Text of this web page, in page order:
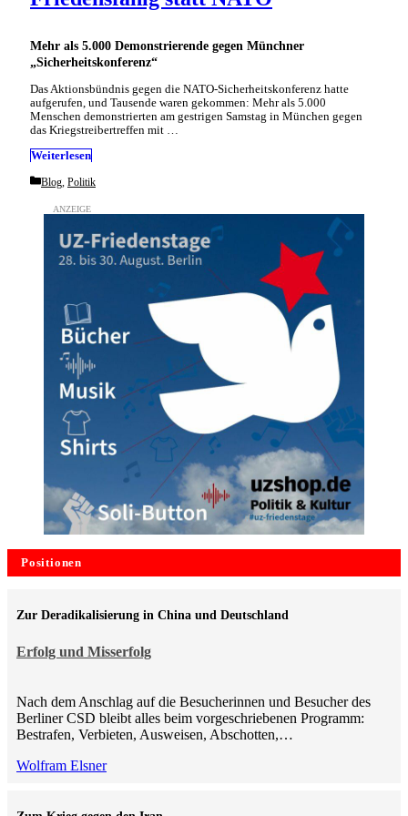
Mehr als 5.000 Demonstrierende gegen Münchner
„Sicherheitskonferenz“
Das Aktionsbündnis gegen die NATO-Sicherheitskonferenz hatte
aufgerufen, und Tausende waren gekommen: Mehr als 5.000
Menschen demonstrierten am gestrigen Samstag in München gegen
das Kriegstreibertreffen mit …
Weiterlesen
Categories
Blog Politik
Positionen
Erfolg und Misserfolg
Zur Deradikalisierung in China und Deutschland
Nach dem Anschlag auf die Besucherinnen und Besucher des
Berliner CSD bleibt alles beim vorgeschriebenen Programm:
Bestrafen, Verbieten, Ausweisen, Abschotten,…
Wolfram Elsner